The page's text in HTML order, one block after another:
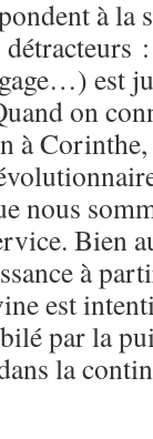
à la
est
on
à
nous
Bien
à
est
par la
la